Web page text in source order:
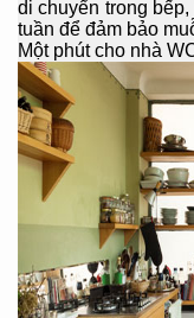
di chuyển trong
tuần để đảm bảo
Một phút cho nhà